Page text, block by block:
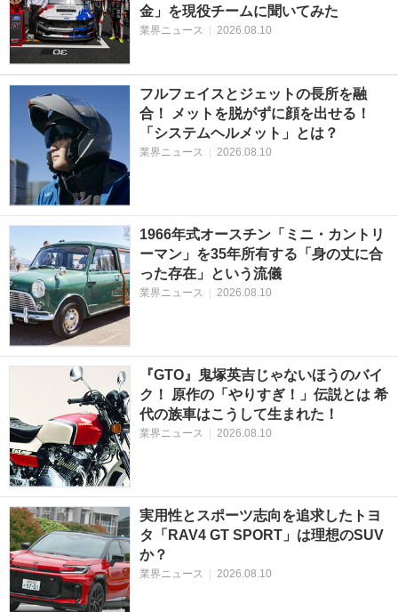
金」を現役チームに聞いてみた
業界ニュース 2026.08.10
フルフェイスとジェットの長所を融
合！ メットを脱がずに顔を出せる！
「システムヘルメット」とは？
業界ニュース 2026.08.10
1966年式オースチン「ミニ・カントリ
ーマン」を35年所有する「身の丈に合
った存在」という流儀
業界ニュース | 2026.08.10
『GTO』鬼塚英吉じゃないほうのバイ
ク！ 原作の「やりすぎ！」伝説とは 希
代の族車はこうして生まれた！
業界ニュース | 2026.08.10
実用性とスポーツ志向を追求したトヨ
タ「RAV4 GT SPORT」は理想のSUV
か？
業界ニュース | 2026.08.10